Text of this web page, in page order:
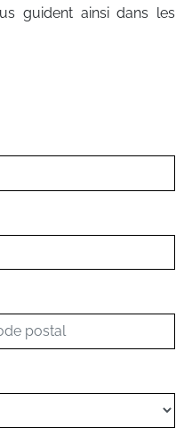
guident ainsi dans les